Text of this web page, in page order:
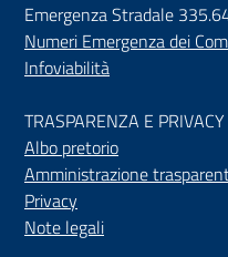
Emergenza Stradale
Numeri Emergenza dei
Infoviabilità
TRASPARENZA E PRIVACY
Albo pretorio
Amministrazione
Privacy
Note legali